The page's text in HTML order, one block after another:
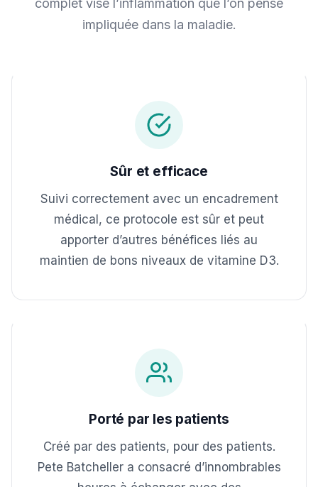
complet vise l’inflammation que l’on pense
impliquée dans la maladie.
Sûr et efficace
Suivi correctement avec un encadrement
médical, ce protocole est sûr et peut
apporter d’autres bénéfices liés au
maintien de bons niveaux de vitamine D3.
Porté par les patients
Créé par des patients, pour des patients.
Pete Batcheller a consacré d’innombrables